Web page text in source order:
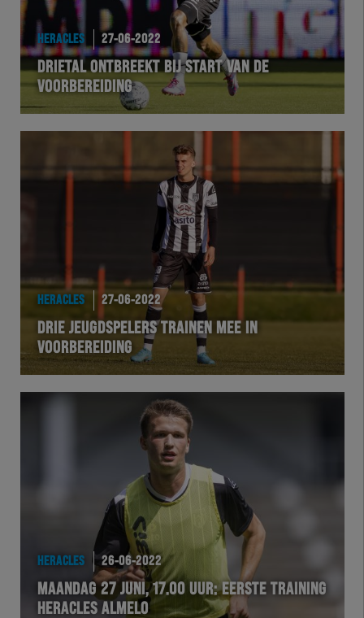
HERACLES 27-06-2022
DRIETAL ONTBREEKT BIJ START VAN DE
VOORBEREIDING
HERACLES 27-06-2022
DRIE JEUGDSPELERS TRAINEN MEE IN
VOORBEREIDING
HERACLES 26-06-2022
MAANDAG 27 JUNI, 17.00 UUR: EERSTE TRAINING
HERACLES ALMELO